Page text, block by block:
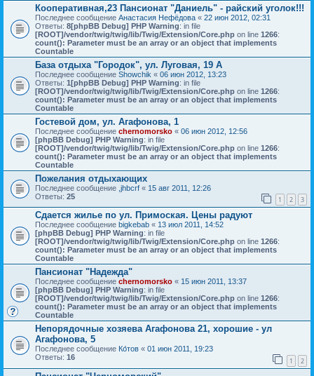
Кооперативная,23 Пансионат "Даниель" - райский уголок!!!
Последнее сообщение Анастасия Нефёдова « 22 июн 2012, 02:31
Ответы: 8[phpBB Debug] PHP Warning: in file
[ROOT]/vendor/twig/twig/lib/Twig/Extension/Core.php on line 1266:
count(): Parameter must be an array or an object that implements
Countable
База отдыха "Городок", ул. Луговая, 19 А
Последнее сообщение Showchik « 06 июн 2012, 13:23
Ответы: 1 [phpBB Debug] PHP Warning: in file
[ROOT]/vendor/twig/twig/lib/Twig/Extension/Core.php on line 1266:
count(): Parameter must be an array or an object that implements
Countable
Гостевой дом, ул. Агафонова, 1
Последнее сообщение chernomorsko « 06 июн 2012, 12:56
[phpBB Debug] PHP Warning: in file
[ROOT]/vendor/twig/twig/lib/Twig/Extension/Core.php on line 1266:
count(): Parameter must be an array or an object that implements
Countable
Пожелания отдыхающих
Последнее сообщение ,jhbcrf « 15 авг 2011, 12:26
Ответы: 25 1 2 3
Сдается жилье по ул. Примоская. Цены радуют
Последнее сообщение bigkebab « 13 июл 2011, 14:52
[phpBB Debug] PHP Warning: in file
[ROOT]/vendor/twig/twig/lib/Twig/Extension/Core.php on line 1266:
count(): Parameter must be an array or an object that implements
Countable
Пансионат "Надежда"
Последнее сообщение chernomorsko « 15 июн 2011, 13:37
[phpBB Debug] PHP Warning: in file
[ROOT]/vendor/twig/twig/lib/Twig/Extension/Core.php on line 1266:
count(): Parameter must be an array or an object that implements
Countable
Непорядочные хозяева Агафонова 21, хорошие - ул
Агафонова, 5
Последнее сообщение Ко́тов « 01 июн 2011, 19:23
Ответы: 16 1 2